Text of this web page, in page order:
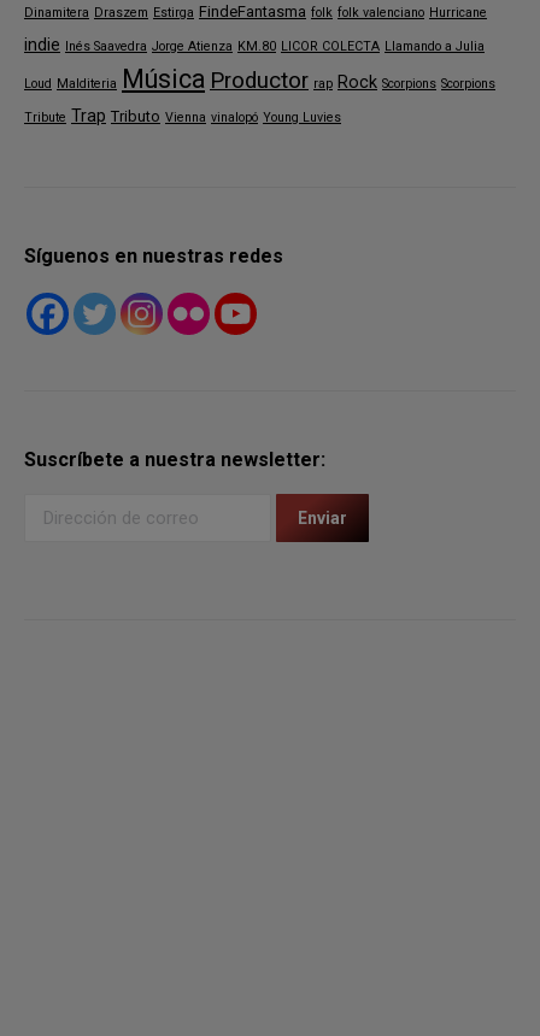
Dinamitera Draszem Estirga FindeFantasma folk folk valenciano Hurricane
indie Inés Saavedra Jorge Atienza KM.80 LICOR COLECTA Llamando a Julia
Loud Malditeria Música Productor rap Rock Scorpions Scorpions
Tribute Trap Tributo Vienna vinalopó Young Luvies
Síguenos en nuestras redes
Suscríbete a nuestra newsletter: